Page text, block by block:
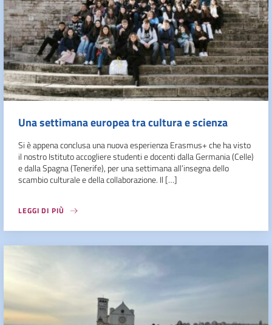
Una settimana europea tra cultura e scienza
Si è appena conclusa una nuova esperienza Erasmus+ che ha visto
il nostro Istituto accogliere studenti e docenti dalla Germania (Celle)
e dalla Spagna (Tenerife), per una settimana all’insegna dello
scambio culturale e della collaborazione. Il […]
LEGGI DI PIÙ